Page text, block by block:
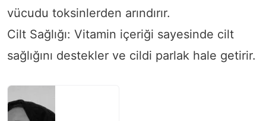
vücudu toksinlerden arındırır.
Cilt Sağlığı: Vitamin içeriği sayesinde cilt
sağlığını destekler ve cildi parlak hale getirir.